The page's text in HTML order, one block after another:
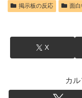
掲示板の反応 面
X
カ